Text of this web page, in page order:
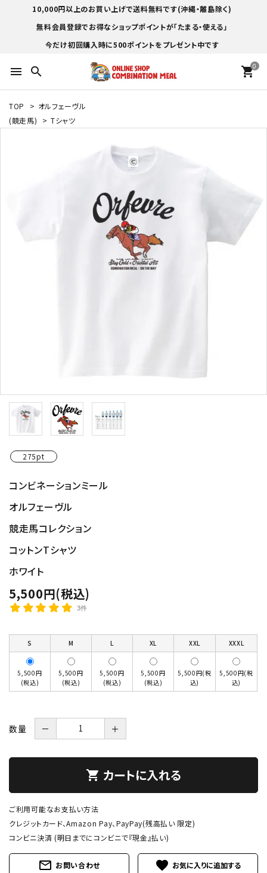
10,000円以上のお買い上げで送料無料です(沖縄・離島除く)
無料会員登録でお得なショップポイントが「たまる・使える」
今だけ初回購入時に500ポイントをプレゼント中です
menu search 0
shopping_cart
TOP > オルフェーヴル
(競走馬)
> Tシャツ
275pt
コンビネーションミール
オルフェーヴル
競走馬コレクション
コットンTシャツ
ホワイト
5,500円(税込)
3件
S M L XL XXL XXXL
5,500円
(税込)
5,500円
(税込)
5,500円
(税込)
5,500円
(税込)
5,500円(税
込)
5,500円(税
込)
数量 － ＋
shopping_cart カートに入れる
ご利用可能なお支払い方法
クレジットカード、Amazon Pay、PayPay(残高払い 限定)
コンビニ決済 (明日までにコンビニで『現金』払い)
mail_outline お問い合わせ favorite